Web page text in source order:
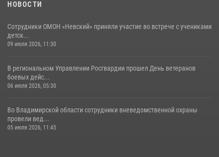
НОВОСТИ
Сотрудники ОМОН «Невский» приняли участие во встрече с учениками
детск...
09 июля 2026, 11:30
В региональном Управлении Росгвардии прошел День ветеранов
боевых дейс...
06 июля 2026, 05:30
Во Владимирской области сотрудники вневедомственной охраны
провели вед...
05 июля 2026, 11:45